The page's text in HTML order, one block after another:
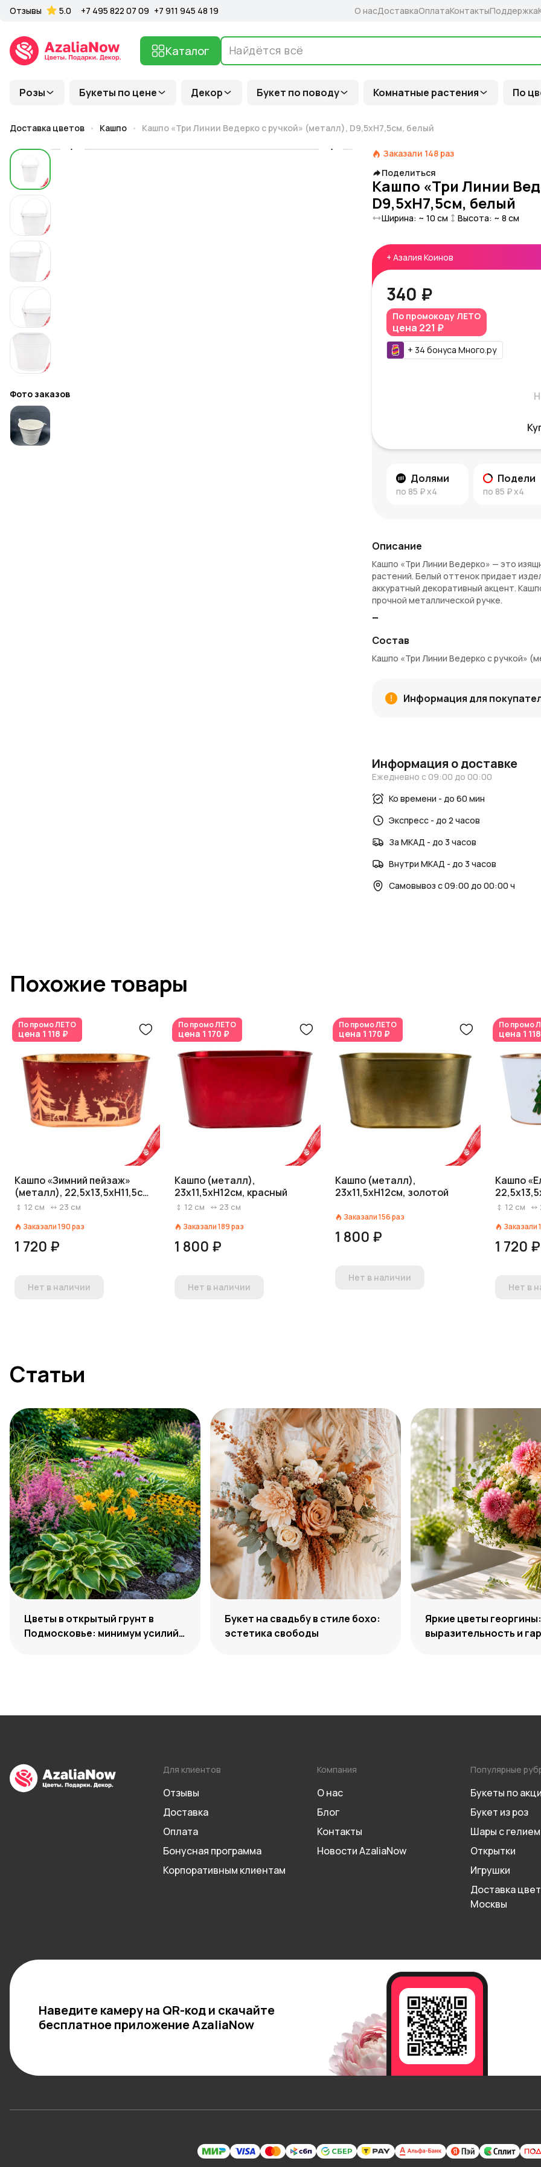
Розы Букеты по цене Декор Букет по поводу Комнатные растения По
Каталог
Отзывы 5.0 +7 495 822 07 09 +7 911 945 48 19 О насДоставкаОплатаКонтактыПоддержка
Доставка цветов Кашпо Кашпо «Три Линии Ведерко с ручкой» (металл), D9,5xH7,5см, белый
Фото заказов
Заказали 148 раз
Поделиться
Кашпо «Три Линии
D9,5xH7,5см, белый
Ширина: ~ 10 см Высота: ~ 8 см
+ Азалия Коинов
340 ₽
По промокоду ЛЕТО
цена 221 ₽
+ 34 бонуса Много.ру
Долями
по 85 ₽x4
Подели
по 85 ₽x4
Описание
Кашпо «Три Линии Ведерко» — это
растений. Белый оттенок придает
аккуратный декоративный акцент.
прочной металлической ручке.
Преимущества кашпо
Прочное металлическое основание
Белое покрытие гармонично
Удобная ручка позволяет легко
Универсальный дизайн подходит
Легко чистится и не требует
Купить кашпо «Три Линии Ведерко»
области. За покупку начисляются
последующие заказы.
Узнать больше
Состав
Кашпо «Три Линии Ведерко с ручкой»
Информация для
Информация о доставке
Ежедневно с 09:00 до 00:00
Ко времени - до 60 мин
Экспресс - до 2 часов
За МКАД - до 3 часов
Внутри МКАД - до 3 часов
Самовывоз с 09:00 до 00:00 ч
Похожие товары
По промоЛЕТО
цена 1 118 ₽
Кашпо «Зимний пейзаж»
(металл), 22,5x13,5хH11,5см,
красный/золотой
12 см 23 см
Заказали190раз
1 720 ₽
Нет в наличии
По промоЛЕТО
цена 1 170 ₽
Кашпо (металл),
23x11,5хH12см, красный
12 см 23 см
Заказали189раз
1 800 ₽
Нет в наличии
По промоЛЕТО
цена 1 170 ₽
Кашпо (металл),
23x11,5хH12см, золотой
Заказали156раз
1 800 ₽
Нет в наличии
По промо
цена 1
Кашпо
12 см
Заказали
1 720 ₽
Нет в
Статьи
Цветы в открытый грунт в
Подмосковье: минимум усилий,
Букет на свадьбу в стиле бохо:
эстетика свободы
Яркие цветы георгины:
выразительность и
Для клиентов
Отзывы
Доставка
Оплата
Бонусная программа
Корпоративным клиентам
Компания
О нас
Блог
Контакты
Новости AzaliaNow
Популярные
Букеты по
Букет из роз
Шары с гелием
Открытки
Игрушки
Доставка
Москвы
Наведите камеру на QR-код и скачайте
бесплатное приложение AzaliaNow